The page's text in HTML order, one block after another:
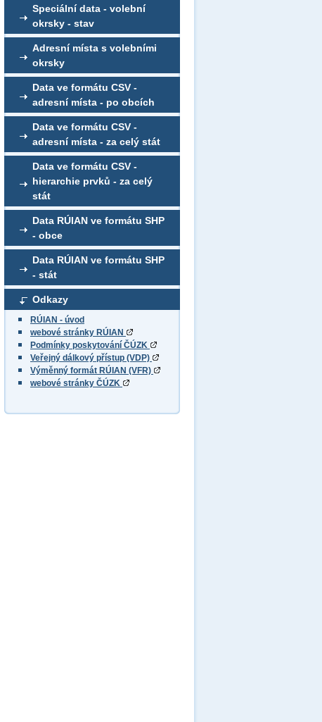
Speciální data - volební
okrsky - stav
Adresní místa s volebními
okrsky
Data ve formátu CSV -
adresní místa - po obcích
Data ve formátu CSV -
adresní místa - za celý stát
Data ve formátu CSV -
hierarchie prvků - za celý
stát
Data RÚIAN ve formátu SHP
- obce
Data RÚIAN ve formátu SHP
- stát
Odkazy
RÚIAN - úvod
webové stránky RÚIAN
Podmínky poskytování ČÚZK
Veřejný dálkový přístup (VDP)
Výměnný formát RÚIAN (VFR)
webové stránky ČÚZK